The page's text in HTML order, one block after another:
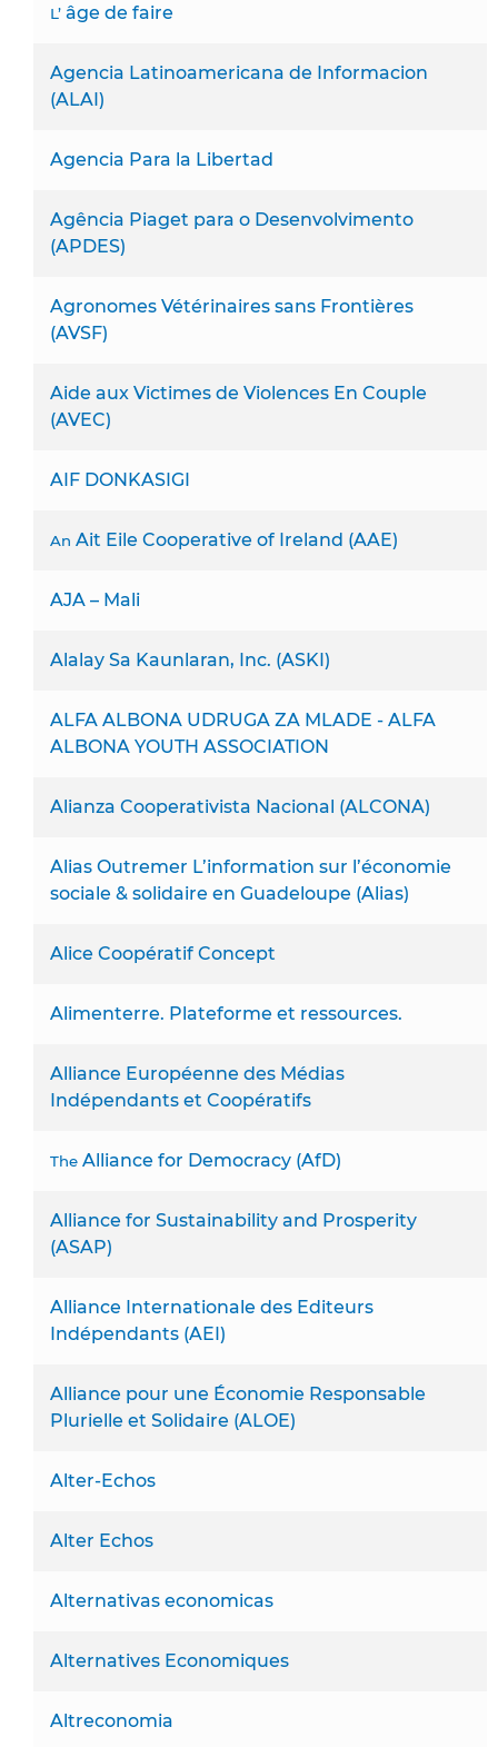
L’ âge de faire
Agencia Latinoamericana de Informacion
(ALAI)
Agencia Para la Libertad
Agência Piaget para o Desenvolvimento
(APDES)
Agronomes Vétérinaires sans Frontières
(AVSF)
Aide aux Victimes de Violences En Couple
(AVEC)
AIF DONKASIGI
An Ait Eile Cooperative of Ireland (AAE)
AJA – Mali
Alalay Sa Kaunlaran, Inc. (ASKI)
ALFA ALBONA UDRUGA ZA MLADE - ALFA
ALBONA YOUTH ASSOCIATION
Alianza Cooperativista Nacional (ALCONA)
Alias Outremer L’information sur l’économie
sociale & solidaire en Guadeloupe (Alias)
Alice Coopératif Concept
Alimenterre. Plateforme et ressources.
Alliance Européenne des Médias
Indépendants et Coopératifs
The Alliance for Democracy (AfD)
Alliance for Sustainability and Prosperity
(ASAP)
Alliance Internationale des Editeurs
Indépendants (AEI)
Alliance pour une Économie Responsable
Plurielle et Solidaire (ALOE)
Alter-Echos
Alter Echos
Alternativas economicas
Alternatives Economiques
Altreconomia